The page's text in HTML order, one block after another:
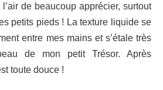
de beaucoup apprécier, surtout
petits pieds ! La texture liquide se
entre mes mains et s’étale très
de mon petit Trésor. Après
toute douce !